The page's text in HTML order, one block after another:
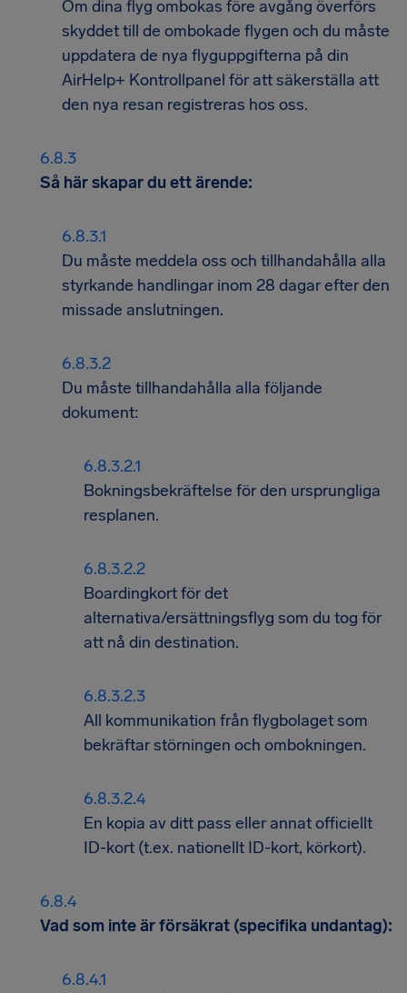
Om dina flyg ombokas före avgång överförs
skyddet till de ombokade flygen och du måste
uppdatera de nya flyguppgifterna på din
AirHelp+ Kontrollpanel för att säkerställa att
den nya resan registreras hos oss.
Så här skapar du ett ärende:
Du måste meddela oss och tillhandahålla alla
styrkande handlingar inom 28 dagar efter den
missade anslutningen.
Du måste tillhandahålla alla följande
dokument:
Bokningsbekräftelse för den ursprungliga
resplanen.
Boardingkort för det
alternativa/ersättningsflyg som du tog för
att nå din destination.
All kommunikation från flygbolaget som
bekräftar störningen och ombokningen.
En kopia av ditt pass eller annat officiellt
ID-kort (t.ex. nationellt ID-kort, körkort).
Vad som inte är försäkrat (specifika undantag):